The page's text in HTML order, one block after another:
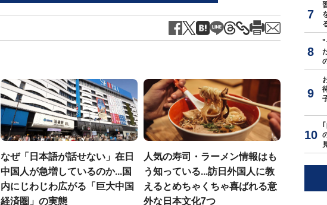
なぜ「日本語が話せない」在日
中国人が急増しているのか...国
内にじわじわ広がる「巨大中国
経済圏」の実態
人気の寿司・ラーメン情報はも
う知っている...訪日外国人に教
えるとめちゃくちゃ喜ばれる意
外な日本文化7つ
"